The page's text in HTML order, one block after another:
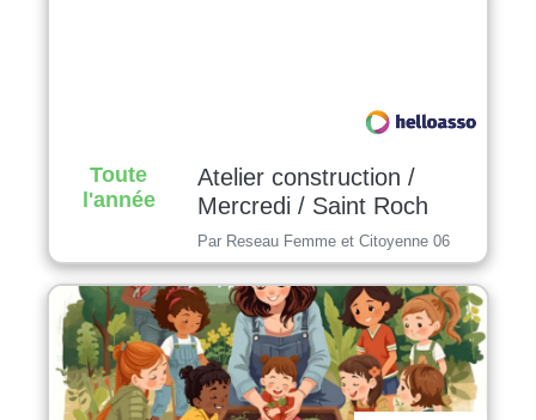
Toute
l'année
Atelier construction /
Mercredi / Saint Roch
Par Reseau Femme et Citoyenne 06